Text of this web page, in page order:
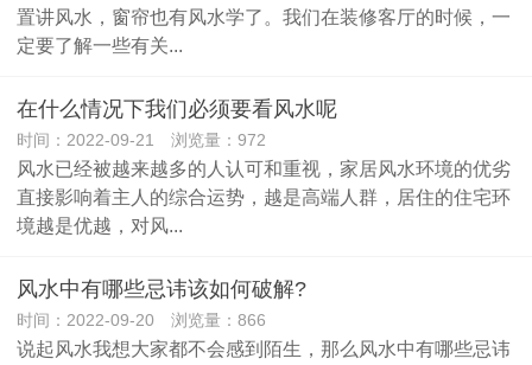
置讲风水，窗帘也有风水学了。我们在装修客厅的时候，一
定要了解一些有关...
在什么情况下我们必须要看风水呢
时间：2022-09-21 浏览量：972
风水已经被越来越多的人认可和重视，家居风水环境的优劣
直接影响着主人的综合运势，越是高端人群，居住的住宅环
境越是优越，对风...
风水中有哪些忌讳该如何破解?
时间：2022-09-20 浏览量：866
说起风水我想大家都不会感到陌生，那么风水中有哪些忌讳